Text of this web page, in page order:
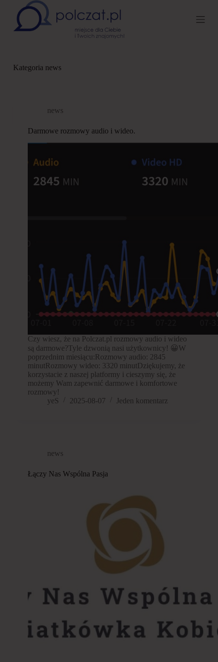
Kategoria news
news
Darmowe rozmowy audio i wideo.
Czy wiesz, że na Polczat.pl rozmowy audio i wideo
są darmowe?Tyle dzwonią nasi użytkownicy! 😀W
poprzednim miesiącu:Rozmowy audio: 2845
minutRozmowy wideo: 3320 minutDziękujemy, że
korzystacie z naszej platformy i cieszymy się, że
możemy Wam zapewnić darmowe i komfortowe
rozmowy!
yeS
2025-08-07 Jeden komentarz
news
Łączy Nas Wspólna Pasja